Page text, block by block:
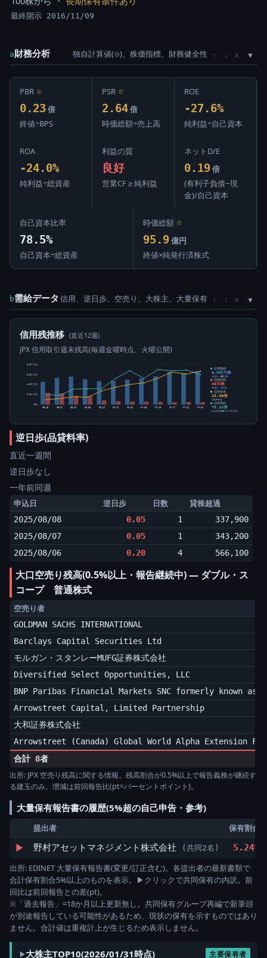
最終開示 2016/11/09
a財務分析 独自計算値(⊙)、株価指標、財務健全性 ↑ ↓ ×
PBR ⊙
0.23 倍
終値÷BPS
PSR ⊙
2.64 倍
時価総額÷売上高
ROE
-27.6%
純利益÷自己資本
ROA
-24.0%
純利益÷総資産
利益の質
良好
営業CF ≥ 純利益
ネットD/E
0.19 倍
(有利子負債−現
金)/自己資本
自己資本比率
78.5%
自己資本÷総資産
時価総額 ⊙
95.9 億円
終値×純発行済株式
b需給データ 信用、逆日歩、空売り、大株主、大量保有 ↑ ↓ ×
信用残推移 (直近12週)
JPX 信用取引週末残高(毎週金曜時点、火曜公開)
0株
2.0百万株
4.0百万株
6.0百万株
8.0百万株
05-15 05-22 05-29 06-05 06-12 06-19 06-26 07-03 07-10 07-17 07-24 07-31
信用買残
6.6百万株
前週比 +33万株
信用売残
49万株
前週比 -2万株
信用倍率
13.39倍
買残÷売残
信用需給
+2.11倍
純信用残÷5日平均出来高
逆日歩(品貸料率)
直近一週間
逆日歩なし
一年前同週
申込日 逆日歩 日数 貸株超過
2025/08/08 0.05 1
337,900
2025/08/07
0.05 1
343,200
2025/08/06
0.20 4 566,100
大口空売り残高(0.5%以上・報告継続中) ― ダブル・ス
コープ 普通株式
空売り者
GOLDMAN SACHS INTERNATIONAL
Barclays Capital Securities Ltd
モルガン・スタンレーMUFG証券株式会社
Diversified Select Opportunities, LLC
BNP Paribas Financial Markets SNC formerly known as
Arrowstreet Capital, Limited Partnership
大和証券株式会社
Arrowstreet (Canada) Global World Alpha Extension
合計 8者
出所: JPX 空売り残高に関する情報。残高割合が0.5%以上で報告義務が継続す
る建玉のみ。増減は前回報告比(pt=パーセントポイント)。
大量保有報告書の履歴(5%超の自己申告・参考)
提出者 保有割合
▶ 野村アセットマネジメント株式会社 (共同2名)
5.24%
出所: EDINET 大量保有報告書(変更/訂正含む)。各提出者の最新書類で
合計保有割合5%以上のものを表示。▶クリックで共同保有の内訳。前
回比は前回報告との差(pt)。
※「過去報告」=18か月以上更新無し。共同保有グループ再編で新筆頭
が別途報告している可能性があるため、現状の保有を示すものではあり
ません。合計値は重複計上が生じるため表示しません。
大株主TOP10(2026/01/31時点) 主要保有者